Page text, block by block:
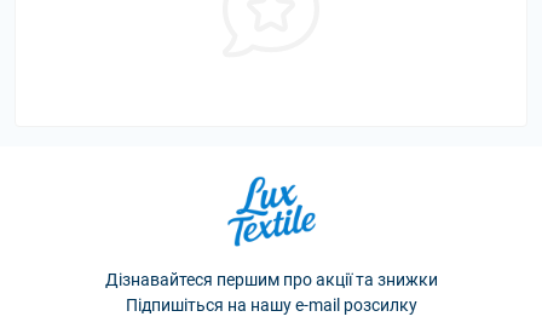
Дізнавайтеся першим про акції та знижки
Підпишіться на нашу e-mail розсилку